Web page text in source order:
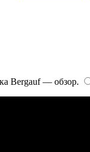
Bergauf — обзор.